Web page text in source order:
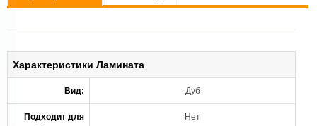
Характеристики Ламината
Вид: Дуб
Подходит для
Нет